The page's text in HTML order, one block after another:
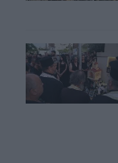
Ηράκλειο: